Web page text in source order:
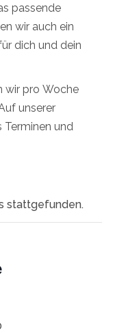
passende
wir auch ein
dich und dein
wir pro Woche
unserer
Terminen und
stattgefunden.